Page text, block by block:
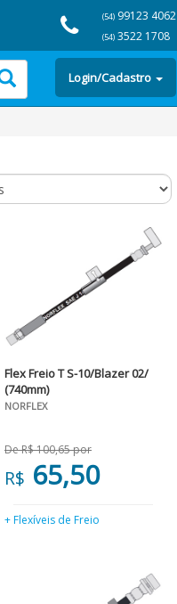
(54) 99123 4062
(54) 3522 1708
Login/Cadastro
Flex Freio T S-10/Blazer 02/
(740mm)
NORFLEX
De R$ 100,65 por
R$ 65,50
+ Flexíveis de Freio